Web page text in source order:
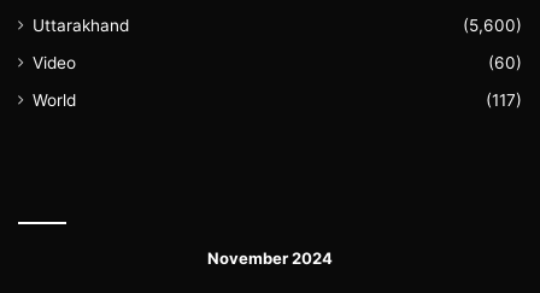
Uttarakhand
(5,600)
Video
(60)
World
(117)
November 2024